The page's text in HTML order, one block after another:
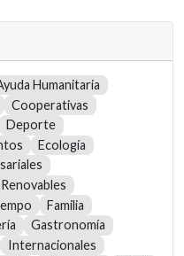
Humanitaria
Cooperativas
Deporte
Ecología
Familia
Gastronomía
Internacionales